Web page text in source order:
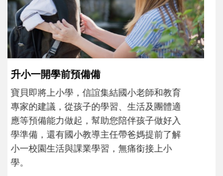
次「前所未有」的體驗中，跟著孩子一起長
大。從給予安全感的肢體遊戲，到獨立自
主、角色認同及解決問題的能力養成。爸爸
正嘗試用不同的模樣，參與孩子每個重要的